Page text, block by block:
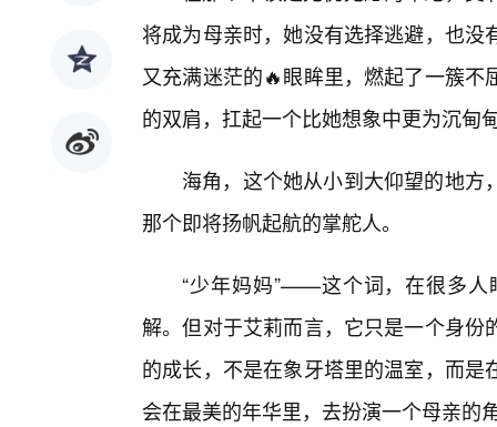
将成为母亲时，她没有选择逃避，也
又充满迷茫的🔥眼眸里，燃起了一簇
的双肩，扛起一个比她想象中更为沉甸
海角，这个她从小到大仰望的地
那个即将扬帆起航的掌舵人。
“少年妈妈”——这个词，在很多人
解。但对于艾莉而言，它只是一个身
的成长，不是在象牙塔里的温室，而
会在最美的年华里，去扮演一个母亲的